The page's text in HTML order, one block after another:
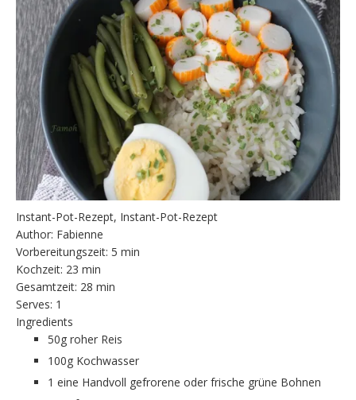
Instant-Pot-Rezept, Instant-Pot-Rezept
Author: Fabienne
Vorbereitungszeit: 5 min
Kochzeit: 23 min
Gesamtzeit: 28 min
Serves: 1
Ingredients
50g roher Reis
100g Kochwasser
1 eine Handvoll gefrorene oder frische grüne Bohnen